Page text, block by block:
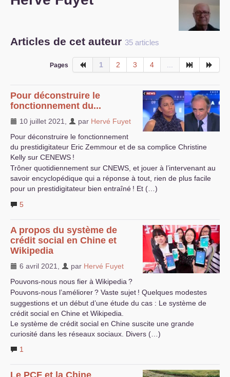
Articles de cet auteur 35 articles
Pages 1 2 3 4
Pour déconstruire le
fonctionnement du...
10 juillet 2021 par Hervé Fuyet
Pour déconstruire le fonctionnement
du prestidigitateur Eric Zemmour et de sa complice Christine
Kelly sur CENEWS !
Trôner quotidiennement sur CNEWS , et jouer à l’intervenant au
savoir encyclopédique qui a réponse à tout, rien de plus facile
pour un prestidigitateur bien entraîné ! Et (…)
5
A propos du système de
crédit social en Chine et
Wikipedia
6 avril 2021 par Hervé Fuyet
Pouvons-nous nous fier à Wikipedia ?
Pouvons-nous l’améliorer? Vaste sujet ! Quelques modestes
suggestions et un début d’une étude du cas : Le système de
crédit social en Chine et Wikipedia.
Le système de crédit social en Chine suscite une grande
curiosité dans les réseaux sociaux. Divers (…)
1
Le PCF et la Chine